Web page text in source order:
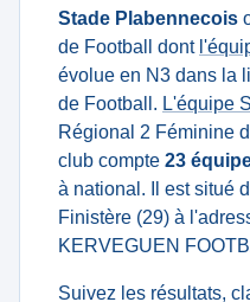
Stade Plabennecois
de Football dont
évolue en N3 dans la
de Football. L'équipe
Régional 2 Féminine
club compte 23
à national. Il est situé
Finistère (29) à
KERVEGUEN
Suivez les résultats,